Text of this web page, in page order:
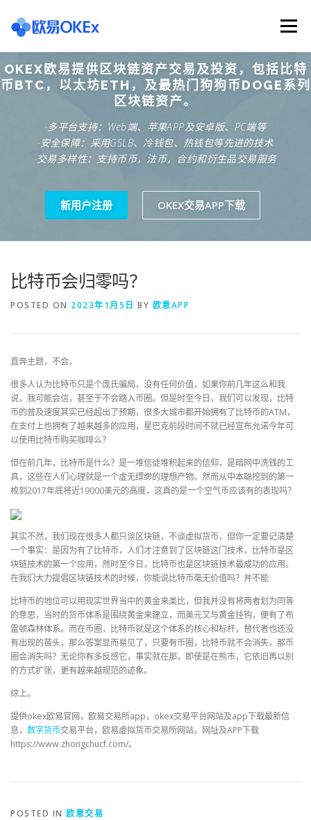
content
Menu
欧意交易所 关于欧意OKX 欧意APP下载
欧意注册网址 欧意交易下载 欧意团队
OKEX欧易提供区块链资产交易及投资，包括比特
币BTC，以太坊ETH，及最热门狗狗币DOGE系列
区块链资产。
·多平台支持：Web端、苹果APP及安卓版、PC端等
·安全保障：采用GSLB、冷钱包、热钱包等先进的技术
·交易多样性：支持币币，法币，合约和衍生品交易服务
新用户注册 OKEX交易APP下载
比特币会归零吗？
POSTED ON 2023年1月5日 BY 欧意APP
直奔主题，不会。
很多人认为比特币只是个庞氏骗局，没有任何价值，如果你前几年这么和我
说，我可能会信，甚至于不会踏入币圈。但是时至今日，我们可以发现，比特
币的普及速度其实已经超出了预期，很多大城市都开始拥有了比特币的ATM，
在支付上也拥有了越来越多的应用，星巴克前段时间不就已经宣布允诺今年可
以使用比特币购买咖啡么？
但在前几年，比特币是什么？是一堆信徒堆积起来的信仰，是暗网中洗钱的工
具，这些在人们心理就是一个虚无缥缈的理想产物。然而从中本聪挖到的第一
枚到2017年底将近19000美元的高度，这真的是一个空气币应该有的表现吗？
其实不然，我们现在很多人都只谈区块链，不谈虚拟货币，但你一定要记清楚
一个事实：是因为有了比特币，人们才注意到了区块链这门技术，比特币是区
块链技术的第一个应用，然时至今日，比特币也是区块链技术最成功的应用。
在我们大力提倡区块链技术的时候，你能说比特币毫无价值吗？并不能
比特币的地位可以用现实世界当中的黄金来类比，但我并没有将两者划为同等
的意思，当时的货币体系是围绕黄金来建立，而美元又与黄金挂钩，便有了布
雷顿森林体系。而在币圈，比特币就是这个体系的核心和标杆，替代者也还没
有出现的苗头，那么答案显而易见了，只要有币圈，比特币就不会消失，那币
圈会消失吗？无论你有多反感它，事实就在那，即使是在熊市，它依旧再以别
的方式扩张，更有越来越规范的迹象。
综上。
提供okex欧易官网，欧易交易所app，okex交易平台网站及app下载最新信
息， 数字货币交易平台，欧易虚拟货币交易所网站，网址及APP下载
https://www.zhongchucf.com/。
POSTED IN 欧意交易